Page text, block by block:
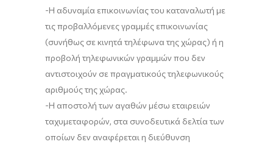
-Η αδυναμία επικοινωνίας του καταναλωτή με
τις προβαλλόμενες γραμμές επικοινωνίας
(συνήθως σε κινητά τηλέφωνα της χώρας) ή η
προβολή τηλεφωνικών γραμμών που δεν
αντιστοιχούν σε πραγματικούς τηλεφωνικούς
αριθμούς της χώρας.
-Η αποστολή των αγαθών μέσω εταιρειών
ταχυμεταφορών, στα συνοδευτικά δελτία των
οποίων δεν αναφέρεται η διεύθυνση